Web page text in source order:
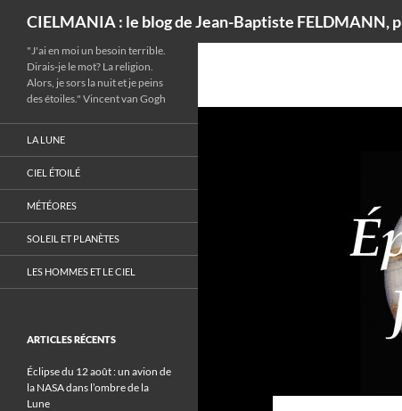
CIELMANIA : le blog de Jean-Baptiste FELDMANN,
"J'ai en moi un besoin terrible.
Dirais-je le mot? La religion.
Alors, je sors la nuit et je peins
des étoiles." Vincent van Gogh
LA LUNE
CIEL ÉTOILÉ
MÉTÉORES
SOLEIL ET PLANÈTES
LES HOMMES ET LE CIEL
ARTICLES RÉCENTS
Éclipse du 12 août : un avion de
la NASA dans l’ombre de la
Lune